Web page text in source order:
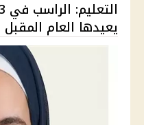
يعيدها العام